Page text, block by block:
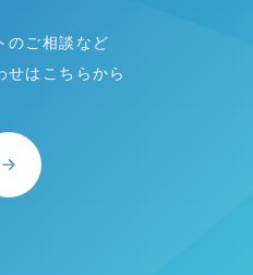
のご相談など
せはこちらから